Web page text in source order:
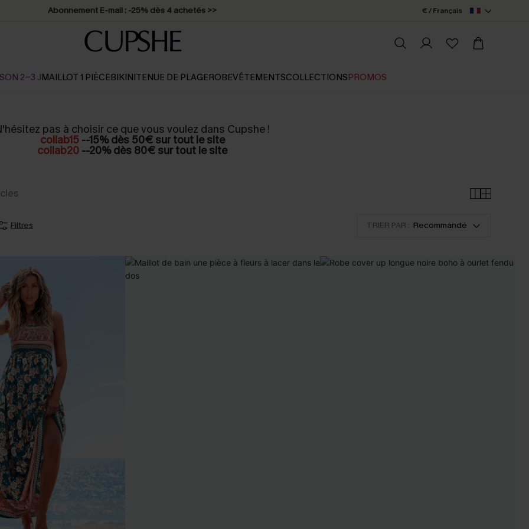
Abonnement E-mail : -25% dès 4 achetés >> € / Français
2-3 JMAILLOT 1 PIÈCEBIKINITENUE DE PLAGEROBEVÊTEMENTSCOLLECTIONSPROMOS
pas à choisir ce que vous voulez dans Cupshe !
collab15--15% dès 50€ sur tout le site
collab20 --20% dès 80€ sur tout le site
Filtres TRIER PAR : Recommandé